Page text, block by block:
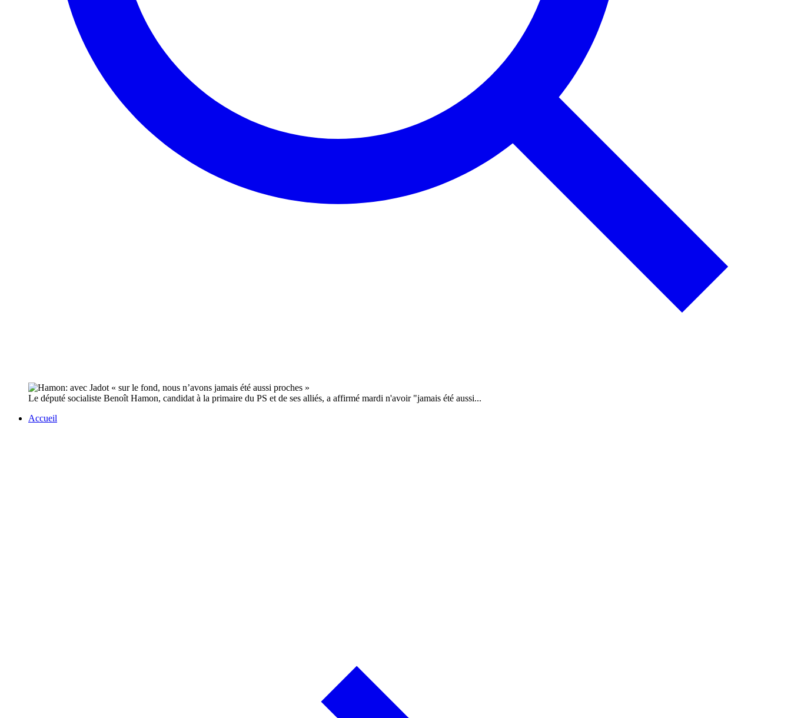
Le député socialiste Benoît Hamon, candidat à la primaire du PS et de ses alliés, a affirmé mardi n'avoir "jamais été aussi...
Accueil